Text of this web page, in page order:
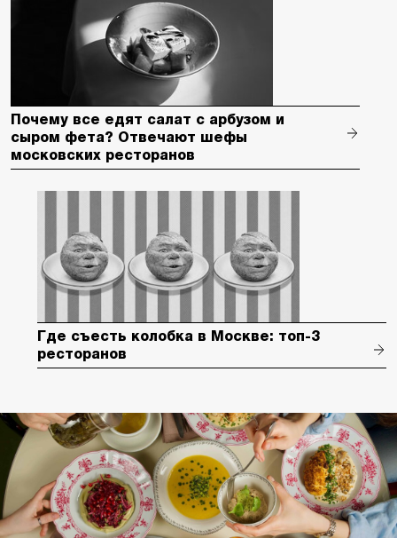
Почему все едят салат с арбузом и
сыром фета? Отвечают шефы
московских ресторанов
Где съесть колобка в Москве: топ-3
ресторанов